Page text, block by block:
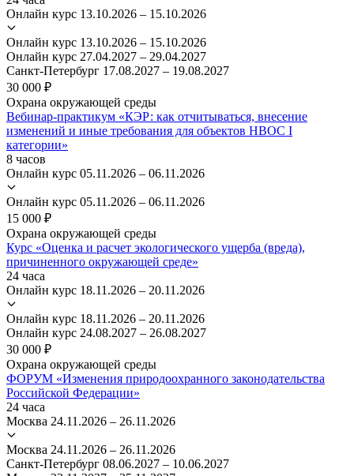
Онлайн курс 13.10.2026 – 15.10.2026
Онлайн курс 13.10.2026 – 15.10.2026
Онлайн курс 27.04.2027 – 29.04.2027
Санкт-Петербург 17.08.2027 – 19.08.2027
30 000 ₽
Охрана окружающей среды
Вебинар-практикум «КЭР: как отчитываться, внесение
изменений и иные требования для объектов НВОС I
категории»
8 часов
Онлайн курс 05.11.2026 – 06.11.2026
Онлайн курс 05.11.2026 – 06.11.2026
15 000 ₽
Охрана окружающей среды
Курс «Оценка и расчет экологического ущерба (вреда),
причиненного окружающей среде»
24 часа
Онлайн курс 18.11.2026 – 20.11.2026
Онлайн курс 18.11.2026 – 20.11.2026
Онлайн курс 24.08.2027 – 26.08.2027
30 000 ₽
Охрана окружающей среды
ФОРУМ «Изменения природоохранного законодательства
Российской Федерации»
24 часа
Москва 24.11.2026 – 26.11.2026
Москва 24.11.2026 – 26.11.2026
Санкт-Петербург 08.06.2027 – 10.06.2027